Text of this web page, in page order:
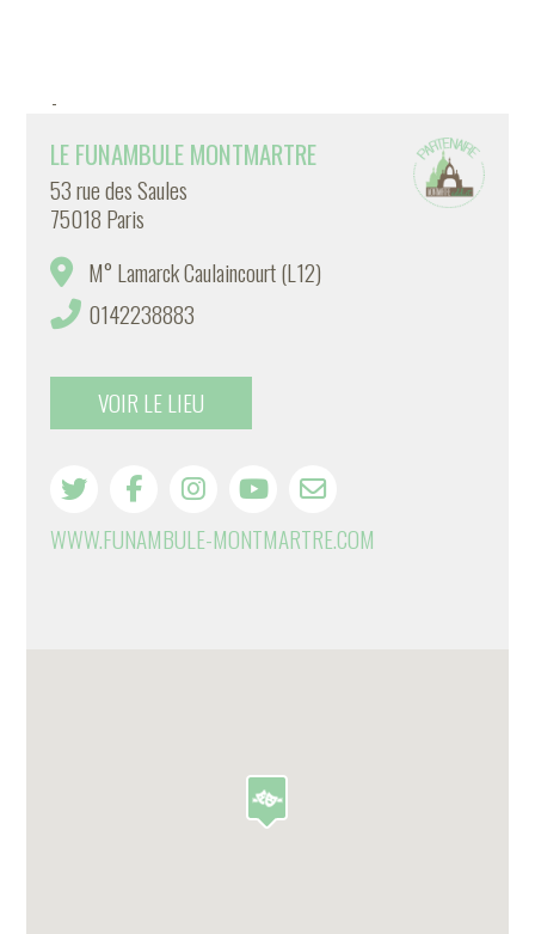
-
LE FUNAMBULE MONTMARTRE
53 rue des Saules
75018 Paris
M° Lamarck Caulaincourt (L12)
0142238883
VOIR LE LIEU
WWW.FUNAMBULE-MONTMARTRE.COM